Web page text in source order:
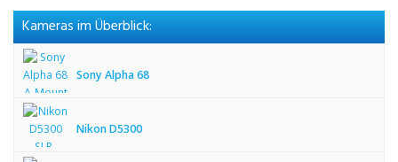
Kameras im Überblick:
Sony Alpha 68
Nikon D5300